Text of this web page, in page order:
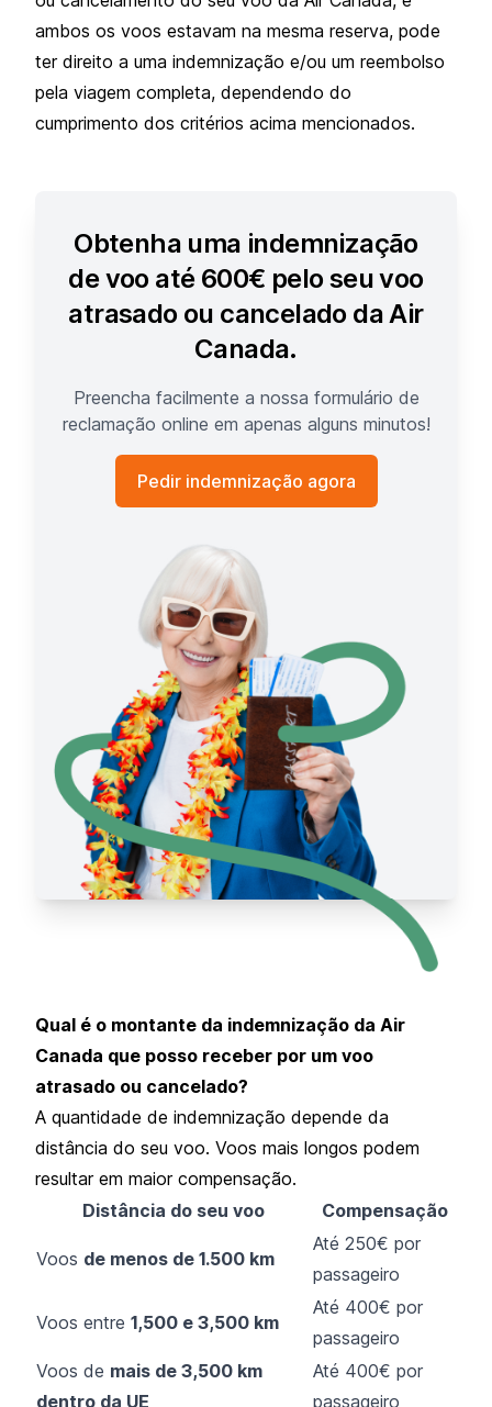
ambos os voos estavam na mesma reserva, pode
ter direito a uma indemnização e/ou um reembolso
pela viagem completa, dependendo do
cumprimento dos critérios acima mencionados.
Obtenha uma indemnização
de voo até 600€ pelo seu voo
atrasado ou cancelado da Air
Canada.
Preencha facilmente a nossa formulário de
reclamação online em apenas alguns minutos!
Pedir indemnização agora
Qual é o montante da indemnização da Air
Canada que posso receber por um voo
atrasado ou cancelado?
A quantidade de indemnização depende da
distância do seu voo. Voos mais longos podem
resultar em maior compensação.
Distância do seu voo
Compensação
Voos de menos de 1.500 km
Até 250€ por
passageiro
Voos entre 1,500 e 3,500 km
Até 400€ por
passageiro
Voos de mais de 3,500 km
dentro da UE
Até 400€ por
passageiro